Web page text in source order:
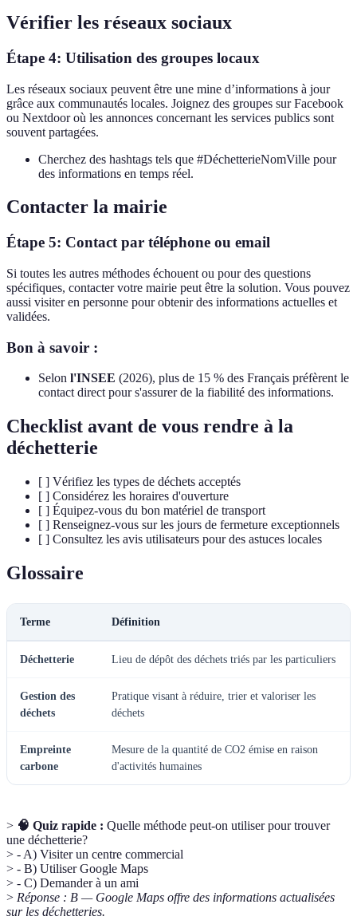
Vérifier les réseaux sociaux
Étape 4: Utilisation des groupes locaux
Les réseaux sociaux peuvent être une mine d’informations à jour
grâce aux communautés locales. Joignez des groupes sur Facebook
ou Nextdoor où les annonces concernant les services publics sont
souvent partagées.
Cherchez des hashtags tels que #DéchetterieNomVille pour
des informations en temps réel.
Contacter la mairie
Étape 5: Contact par téléphone ou email
Si toutes les autres méthodes échouent ou pour des questions
spécifiques, contacter votre mairie peut être la solution. Vous pouvez
aussi visiter en personne pour obtenir des informations actuelles et
validées.
Bon à savoir :
Selon l'INSEE (2026), plus de 15 % des Français préfèrent le
contact direct pour s'assurer de la fiabilité des informations.
Checklist avant de vous rendre à la
déchetterie
[ ] Vérifiez les types de déchets acceptés
[ ] Considérez les horaires d'ouverture
[ ] Équipez-vous du bon matériel de transport
[ ] Renseignez-vous sur les jours de fermeture exceptionnels
[ ] Consultez les avis utilisateurs pour des astuces locales
Glossaire
Terme Définition
Déchetterie Lieu de dépôt des déchets triés par les particuliers
Gestion des
déchets
Pratique visant à réduire, trier et valoriser les
déchets
Empreinte
carbone
Mesure de la quantité de CO2 émise en raison
d'activités humaines
> 🧠 Quiz rapide : Quelle méthode peut-on utiliser pour trouver
une déchetterie?
> - A) Visiter un centre commercial
> - B) Utiliser Google Maps
> - C) Demander à un ami
> Réponse : B — Google Maps offre des informations actualisées
sur les déchetteries.